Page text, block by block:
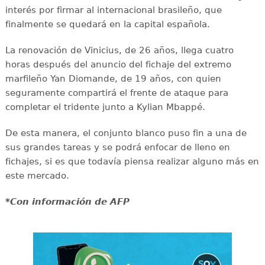
interés por firmar al internacional brasileño, que
finalmente se quedará en la capital española.
La renovación de Vinicius, de 26 años, llega cuatro
horas después del anuncio del fichaje del extremo
marfileño Yan Diomande, de 19 años, con quien
seguramente compartirá el frente de ataque para
completar el tridente junto a Kylian Mbappé.
De esta manera, el conjunto blanco puso fin a una de
sus grandes tareas y se podrá enfocar de lleno en
fichajes, si es que todavía piensa realizar alguno más en
este mercado.
*Con información de AFP